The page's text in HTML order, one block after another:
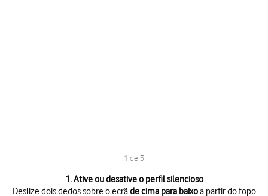
1 de 3
1. Ative ou desative o perfil silencioso
Deslize dois dedos sobre o ecrãde cima para baixoa partir do topo